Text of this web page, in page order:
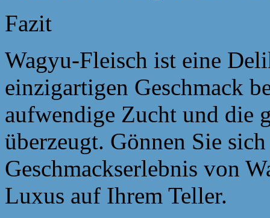
Fazit
Wagyu-Fleisch ist eine
einzigartigen Geschmack
aufwendige Zucht und die
überzeugt. Gönnen Sie sich
Geschmackserlebnis von
Luxus auf Ihrem Teller.